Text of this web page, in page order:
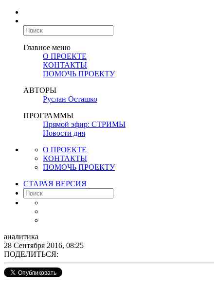
Главное меню
О ПРОЕКТЕ
КОНТАКТЫ
ПОМОЧЬ ПРОЕКТУ
АВТОРЫ
Руслан Осташко
ПРОГРАММЫ
Прямой эфир: СТРИМЫ
Новости дня
О ПРОЕКТЕ
КОНТАКТЫ
ПОМОЧЬ ПРОЕКТУ
СТАРАЯ ВЕРСИЯ
аналитика
28 Сентября 2016, 08:25
ПОДЕЛИТЬСЯ: